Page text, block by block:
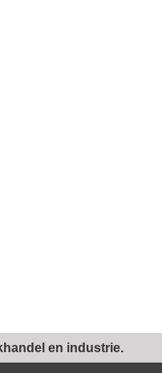
en industrie.